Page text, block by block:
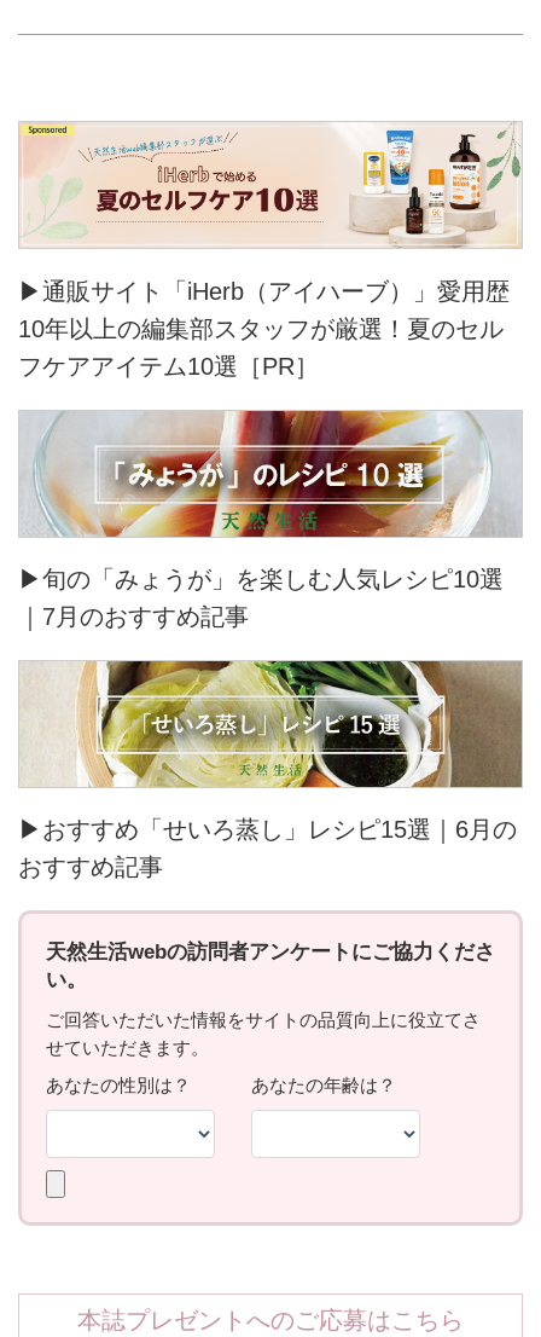
▶通販サイト「iHerb（アイハーブ）」愛用歴
10年以上の編集部スタッフが厳選！夏のセル
フケアアイテム10選［PR］
▶旬の「みょうが」を楽しむ人気レシピ10選
｜7月のおすすめ記事
▶おすすめ「せいろ蒸し」レシピ15選｜6月の
おすすめ記事
本誌プレゼントへのご応募はこちら